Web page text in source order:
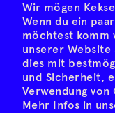
Wir mögen
Wenn du ein
möchtest komm
unserer
dies mit
und Sicherheit,
Verwendung von
Mehr Infos in